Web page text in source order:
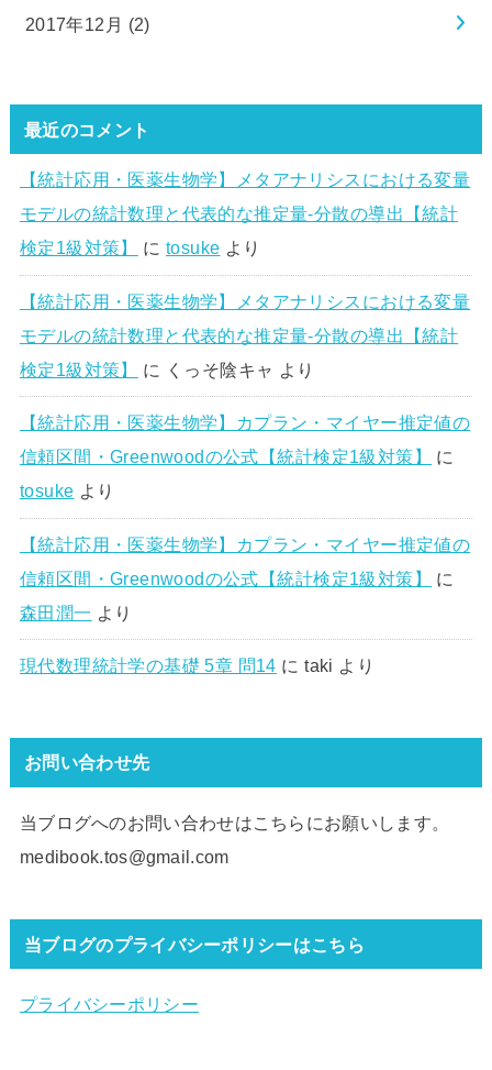
2017年12月 (2)
最近のコメント
【統計応用・医薬生物学】メタアナリシスにおける変量
モデルの統計数理と代表的な推定量-分散の導出【統計
検定1級対策】
にtosuke より
【統計応用・医薬生物学】メタアナリシスにおける変量
モデルの統計数理と代表的な推定量-分散の導出【統計
検定1級対策】
に くっそ陰キャ より
【統計応用・医薬生物学】カプラン・マイヤー推定値の
信頼区間・Greenwoodの公式【統計検定1級対策】
に
tosuke より
【統計応用・医薬生物学】カプラン・マイヤー推定値の
信頼区間・Greenwoodの公式【統計検定1級対策】
に
森田潤一 より
現代数理統計学の基礎 5章 問14 にtaki より
お問い合わせ先
当ブログへのお問い合わせはこちらにお願いします。
medibook.tos@gmail.com
当ブログのプライバシーポリシーはこちら
プライバシーポリシー